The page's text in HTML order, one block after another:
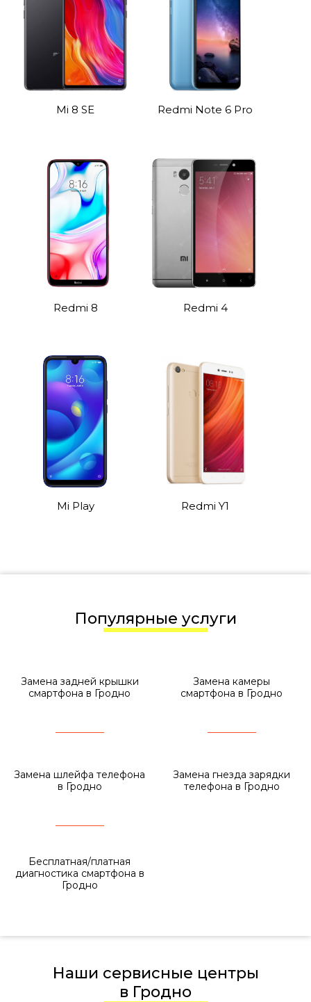
Mi 8 SE Redmi Note 6 Pro
Redmi 8 Redmi 4
Mi Play Redmi Y1
Популярные услуги
Замена задней крышки
смартфона в Гродно
Замена камеры
смартфона в Гродно
Замена шлейфа телефона
в Гродно
Замена гнезда зарядки
телефона в Гродно
Бесплатная/платная
диагностика смартфона в
Гродно
Наши сервисные центры
в Гродно